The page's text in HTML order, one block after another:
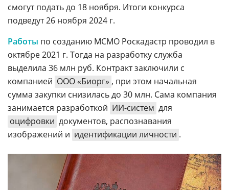
смогут подать до 18 ноября. Итоги конкурса
подведут 26 ноября 2024 г.
Работы по созданию МСМО Роскадастр проводил в
октябре 2021 г. Тогда на разработку служба
выделила 36 млн руб. Контракт заключили с
компанией ООО «Биорг» , при этом начальная
сумма закупки снизилась до 30 млн. Сама компания
занимается разработкой ИИ-систем для
оцифровки документов, распознавания
изображений и идентификации личности .